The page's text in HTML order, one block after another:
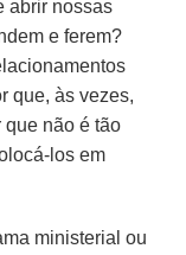
abrir nossas
e ferem?
que, às vezes,
que não é tão
los em
ministerial ou